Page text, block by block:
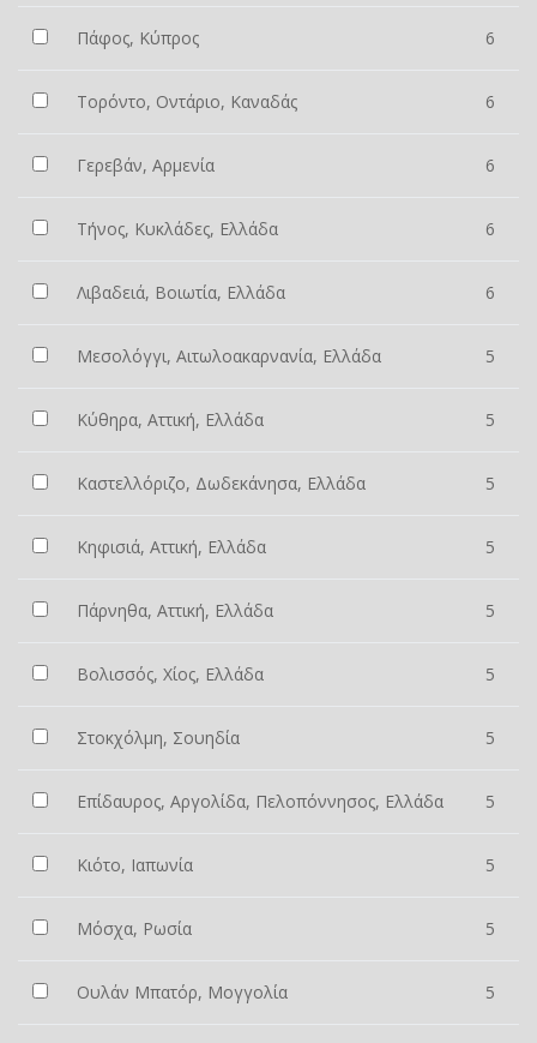
Πάφος, Κύπρος 6
Τορόντο, Οντάριο, Καναδάς 6
Γερεβάν, Αρμενία 6
Τήνος, Κυκλάδες, Ελλάδα 6
Λιβαδειά, Βοιωτία, Ελλάδα 6
Μεσολόγγι, Αιτωλοακαρνανία, Ελλάδα 5
Κύθηρα, Αττική, Ελλάδα 5
Καστελλόριζο, Δωδεκάνησα, Ελλάδα 5
Κηφισιά, Αττική, Ελλάδα 5
Πάρνηθα, Αττική, Ελλάδα 5
Βολισσός, Χίος, Ελλάδα 5
Στοκχόλμη, Σουηδία 5
Επίδαυρος, Αργολίδα, Πελοπόννησος, Ελλάδα 5
Κιότο, Ιαπωνία 5
Μόσχα, Ρωσία 5
Ουλάν Μπατόρ, Μογγολία 5